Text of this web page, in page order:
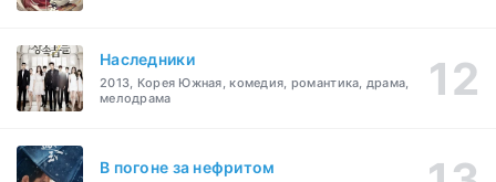
Наследники
2013, Корея Южная, комедия, романтика, драма,
мелодрама
В погоне за нефритом